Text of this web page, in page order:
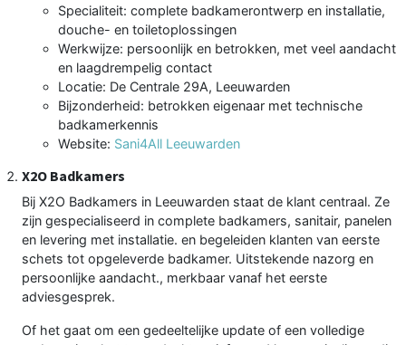
Specialiteit: complete badkamerontwerp en installatie,
douche- en toiletoplossingen
Werkwijze: persoonlijk en betrokken, met veel aandacht
en laagdrempelig contact
Locatie: De Centrale 29A, Leeuwarden
Bijzonderheid: betrokken eigenaar met technische
badkamerkennis
Website: Sani4All Leeuwarden
X2O Badkamers
Bij X2O Badkamers in Leeuwarden staat de klant centraal. Ze
zijn gespecialiseerd in complete badkamers, sanitair, panelen
en levering met installatie. en begeleiden klanten van eerste
schets tot opgeleverde badkamer. Uitstekende nazorg en
persoonlijke aandacht., merkbaar vanaf het eerste
adviesgesprek.
Of het gaat om een gedeeltelijke update of een volledige